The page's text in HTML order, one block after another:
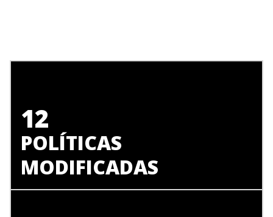
12
POLÍTICAS
MODIFICADAS